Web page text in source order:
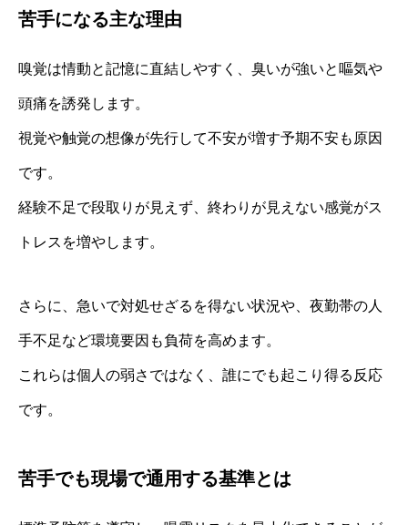
苦手になる主な理由
嗅覚は情動と記憶に直結しやすく、臭いが強いと嘔気や
頭痛を誘発します。
視覚や触覚の想像が先行して不安が増す予期不安も原因
です。
経験不足で段取りが見えず、終わりが見えない感覚がス
トレスを増やします。
さらに、急いで対処せざるを得ない状況や、夜勤帯の人
手不足など環境要因も負荷を高めます。
これらは個人の弱さではなく、誰にでも起こり得る反応
です。
苦手でも現場で通用する基準とは